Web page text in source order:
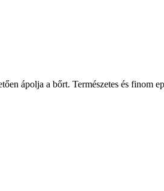
ápolja a bőrt. Természetes és finom